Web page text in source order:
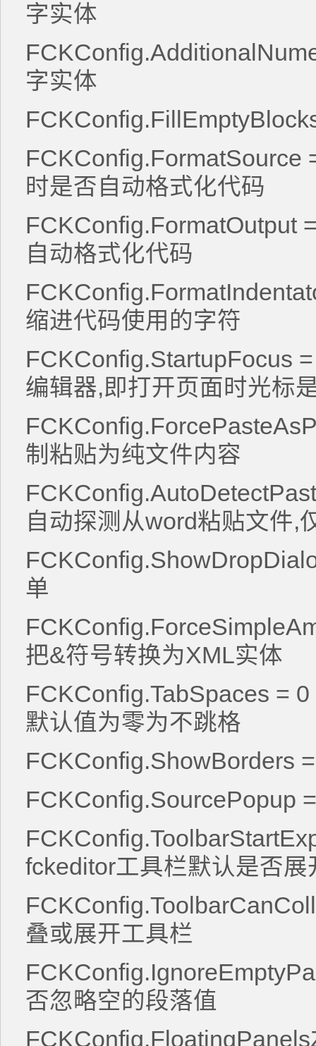
字实体
字实体
FCKConfig.FormatSource
时是否自动格式化代码
FCKConfig.FormatOutput
自动格式化代码
缩进代码使用的字符
FCKConfig.StartupFocus
编辑器,即打开页面时光标
制粘贴为纯文件内容
自动探测从word粘贴文件,
单
把&符号转换为XML实体
FCKConfig.TabSpaces =
默认值为零为不跳格
FCKConfig.ShowBorders
FCKConfig.SourcePopup
fckeditor工具栏默认是否
叠或展开工具栏
否忽略空的段落值